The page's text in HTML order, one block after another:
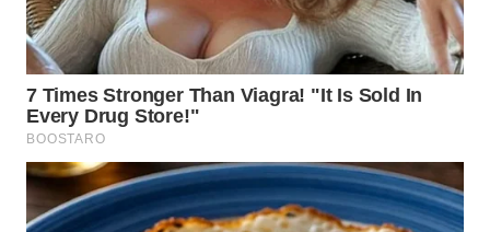
WN
SIMALUNGUN
WN
LABUHANBATU
WN
TAPANULI